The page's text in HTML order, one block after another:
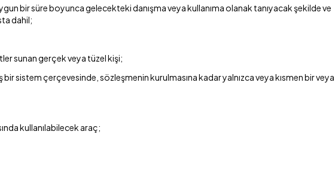
bir süre boyunca gelecekteki danışma veya kullanıma olanak tanıyacak şekilde ve
dahil;
sunan gerçek veya tüzel kişi;
sistem çerçevesinde, sözleşmenin kurulmasına kadar yalnızca veya kısmen bir veya
kullanılabilecek araç;